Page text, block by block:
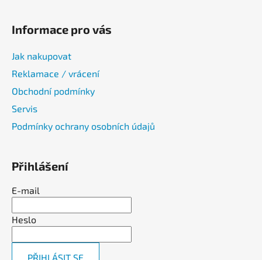
Informace pro vás
Jak nakupovat
Reklamace / vrácení
Obchodní podmínky
Servis
Podmínky ochrany osobních údajů
Přihlášení
E-mail
Heslo
PŘIHLÁSIT SE